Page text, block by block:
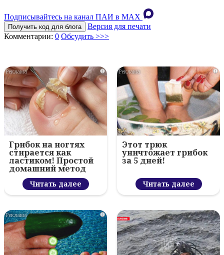
Подписывайтесь на канал ПАИ в MAХ
Получить код для блога
Версия для печати
Комментарии: 0 Обсудить >>>
i
Грибок на ногтях
стирается как
ластиком! Простой
домашний метод
Читать далее
i
Этот трюк
уничтожает грибок
за 5 дней!
Читать далее
i